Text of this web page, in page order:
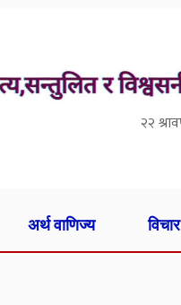
२२
अर्थ वाणिज्य विचार